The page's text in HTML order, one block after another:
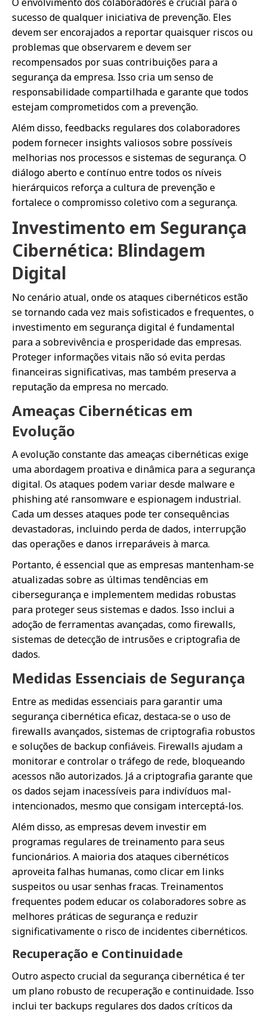
sucesso de qualquer iniciativa de prevenção. Eles
devem ser encorajados a reportar quaisquer riscos ou
problemas que observarem e devem ser
recompensados por suas contribuições para a
segurança da empresa. Isso cria um senso de
responsabilidade compartilhada e garante que todos
estejam comprometidos com a prevenção.
Além disso, feedbacks regulares dos colaboradores
podem fornecer insights valiosos sobre possíveis
melhorias nos processos e sistemas de segurança. O
diálogo aberto e contínuo entre todos os níveis
hierárquicos reforça a cultura de prevenção e
fortalece o compromisso coletivo com a segurança.
Investimento em Segurança
Cibernética: Blindagem
Digital
No cenário atual, onde os ataques cibernéticos estão
se tornando cada vez mais sofisticados e frequentes, o
investimento em segurança digital é fundamental
para a sobrevivência e prosperidade das empresas.
Proteger informações vitais não só evita perdas
financeiras significativas, mas também preserva a
reputação da empresa no mercado.
Ameaças Cibernéticas em
Evolução
A evolução constante das ameaças cibernéticas exige
uma abordagem proativa e dinâmica para a segurança
digital. Os ataques podem variar desde malware e
phishing até ransomware e espionagem industrial.
Cada um desses ataques pode ter consequências
devastadoras, incluindo perda de dados, interrupção
das operações e danos irreparáveis à marca.
Portanto, é essencial que as empresas mantenham-se
atualizadas sobre as últimas tendências em
cibersegurança e implementem medidas robustas
para proteger seus sistemas e dados. Isso inclui a
adoção de ferramentas avançadas, como firewalls,
sistemas de detecção de intrusões e criptografia de
dados.
Medidas Essenciais de Segurança
Entre as medidas essenciais para garantir uma
segurança cibernética eficaz, destaca-se o uso de
firewalls avançados, sistemas de criptografia robustos
e soluções de backup confiáveis. Firewalls ajudam a
monitorar e controlar o tráfego de rede, bloqueando
acessos não autorizados. Já a criptografia garante que
os dados sejam inacessíveis para indivíduos mal-
intencionados, mesmo que consigam interceptá-los.
Além disso, as empresas devem investir em
programas regulares de treinamento para seus
funcionários. A maioria dos ataques cibernéticos
aproveita falhas humanas, como clicar em links
suspeitos ou usar senhas fracas. Treinamentos
frequentes podem educar os colaboradores sobre as
melhores práticas de segurança e reduzir
significativamente o risco de incidentes cibernéticos.
Recuperação e Continuidade
Outro aspecto crucial da segurança cibernética é ter
um plano robusto de recuperação e continuidade. Isso
inclui ter backups regulares dos dados críticos da